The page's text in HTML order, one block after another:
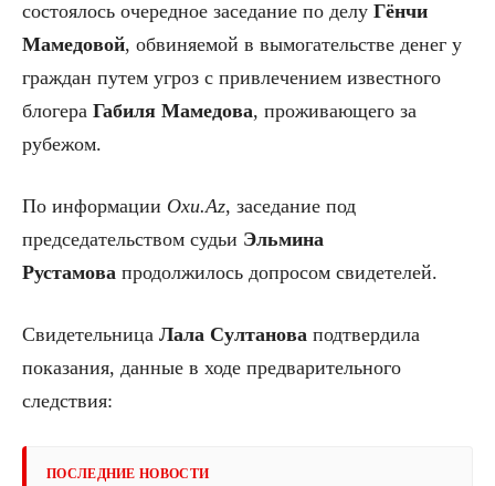
состоялось очередное заседание по делу Гёнчи
Мамедовой, обвиняемой в вымогательстве денег у
граждан путем угроз с привлечением известного
блогера Габиля Мамедова, проживающего за
рубежом.
По информации Oxu.Az, заседание под
председательством судьи Эльмина
Рустамова продолжилось допросом свидетелей.
Свидетельница Лала Султанова подтвердила
показания, данные в ходе предварительного
следствия:
ПОСЛЕДНИЕ НОВОСТИ